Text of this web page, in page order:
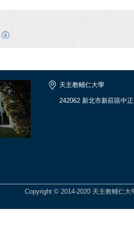
天主教輔仁大學
242062 新北市新莊區中
Copyright © 2014-2020 天主教輔仁